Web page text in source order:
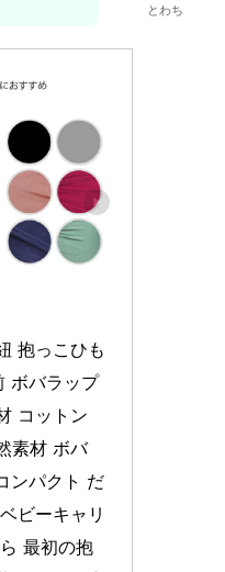
とわち
抱っこひも
ボバラップ
コットン
素材 ボバ
ンパクト だ
ビーキャリ
最初の抱